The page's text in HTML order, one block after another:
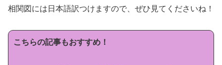
相関図には日本語訳つけますので、ぜひ見てくださいね！
こちらの記事もおすすめ！